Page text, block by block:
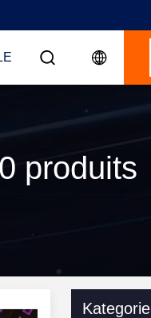
produits
Kategorie